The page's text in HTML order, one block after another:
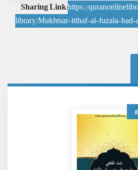
Sharing Link:https://
library/Mukhtsar-itthaf-al-fuzala-